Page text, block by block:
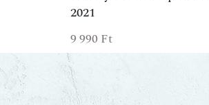
2021
9 990 Ft